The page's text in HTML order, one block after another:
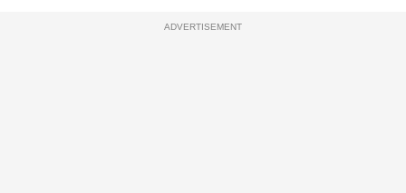
ADVERTISEMENT